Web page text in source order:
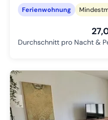
Ferienwohnung
Durchschnitt pro Nacht &